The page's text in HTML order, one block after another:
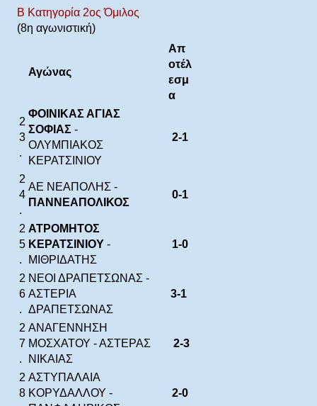
Β Κατηγορία 2ος Όμιλος
(8η αγωνιστική)
Αγώνας
Απ
οτέλ
εσμ
α
2
3
.
ΦΟΙΝΙΚΑΣ ΑΓΙΑΣ
ΣΟΦΙΑΣ -
ΟΛΥΜΠΙΑΚΟΣ
ΚΕΡΑΤΣΙΝΙΟΥ
2-1
2
4
.
ΑΕ ΝΕΑΠΟΛΗΣ -
ΠΑΝΝΕΑΠΟΛΙΚΟΣ
0-1
2
5
.
ΑΤΡΟΜΗΤΟΣ
ΚΕΡΑΤΣΙΝΙΟΥ -
ΜΙΘΡΙΔΑΤΗΣ
1-0
2
6
.
ΝΕΟΙ ΔΡΑΠΕΤΣΩΝΑΣ -
ΑΣΤΕΡΙΑ
ΔΡΑΠΕΤΣΩΝΑΣ
3-1
2
7
.
ΑΝΑΓΕΝΝΗΣΗ
ΜΟΣΧΑΤΟΥ - ΑΣΤΕΡΑΣ
ΝΙΚΑΙΑΣ
2-3
2
8
ΑΣΤΥΠΑΛΑΙΑ
ΚΟΡΥΔΑΛΛΟΥ -
2-0